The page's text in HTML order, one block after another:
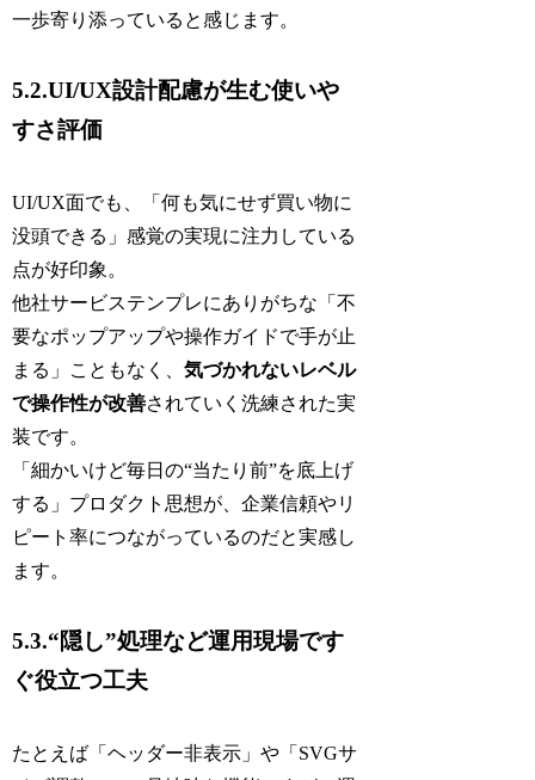
一歩寄り添っていると感じます。
5.2.UI/UX設計配慮が生む使いや
すさ評価
UI/UX面でも、「何も気にせず買い物に
没頭できる」感覚の実現に注力している
点が好印象。
他社サービステンプレにありがちな「不
要なポップアップや操作ガイドで手が止
まる」こともなく、気づかれないレベル
で操作性が改善されていく洗練された実
装です。
「細かいけど毎日の“当たり前”を底上げ
する」プロダクト思想が、企業信頼やリ
ピート率につながっているのだと実感し
ます。
5.3.“隠し”処理など運用現場です
ぐ役立つ工夫
たとえば「ヘッダー非表示」や「SVGサ